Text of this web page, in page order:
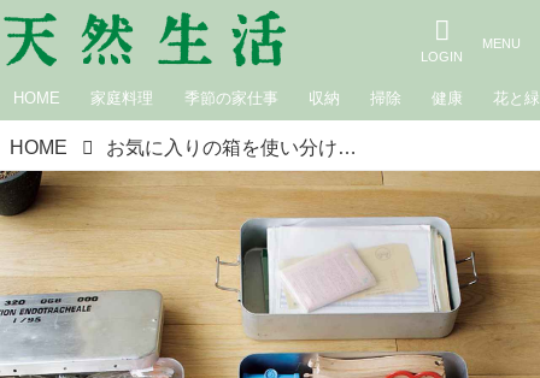
HOME 家庭料理 季節の家仕事 収納 掃除 健康 花と緑
HOME お気に入りの箱を使い分けて、‟整然と見える”部屋づくり／solxsol 松山美紗さん｜「かご」と「箱」で目にも楽しい収納